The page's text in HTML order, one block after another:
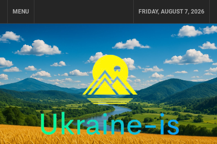
MENU FRIDAY, AUGUST 7, 2026